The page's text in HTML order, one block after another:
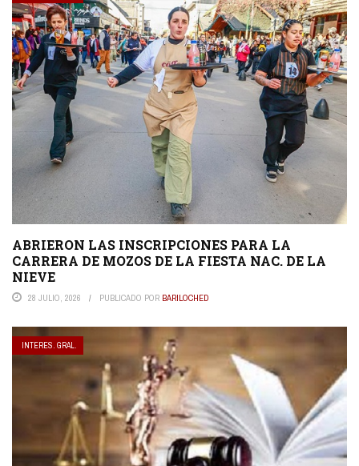
ABRIERON LAS INSCRIPCIONES PARA LA
CARRERA DE MOZOS DE LA FIESTA NAC. DE LA
NIEVE
28 JULIO, 2026 PUBLICADO POR BARILOCHED
INTERES. GRAL.